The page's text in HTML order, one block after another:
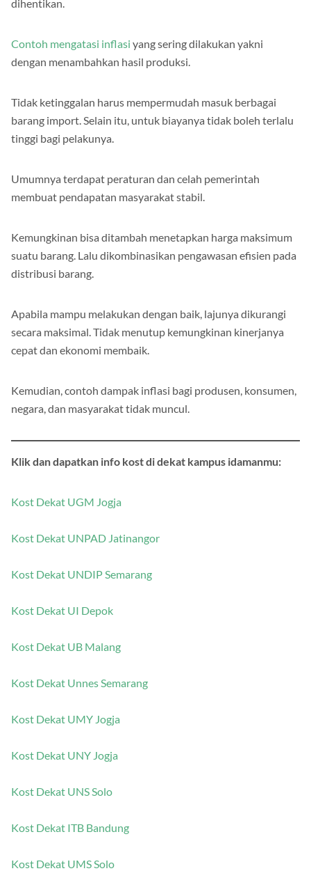
dihentikan.
Contoh mengatasi inflasi yang sering dilakukan yakni
dengan menambahkan hasil produksi.
Tidak ketinggalan harus mempermudah masuk berbagai
barang import. Selain itu, untuk biayanya tidak boleh terlalu
tinggi bagi pelakunya.
Umumnya terdapat peraturan dan celah pemerintah
membuat pendapatan masyarakat stabil.
Kemungkinan bisa ditambah menetapkan harga maksimum
suatu barang. Lalu dikombinasikan pengawasan efisien pada
distribusi barang.
Apabila mampu melakukan dengan baik, lajunya dikurangi
secara maksimal. Tidak menutup kemungkinan kinerjanya
cepat dan ekonomi membaik.
Kemudian, contoh dampak inflasi bagi produsen, konsumen,
negara, dan masyarakat tidak muncul.
Klik dan dapatkan info kost di dekat kampus idamanmu:
Kost Dekat UGM Jogja
Kost Dekat UNPAD Jatinangor
Kost Dekat UNDIP Semarang
Kost Dekat UI Depok
Kost Dekat UB Malang
Kost Dekat Unnes Semarang
Kost Dekat UMY Jogja
Kost Dekat UNY Jogja
Kost Dekat UNS Solo
Kost Dekat ITB Bandung
Kost Dekat UMS Solo